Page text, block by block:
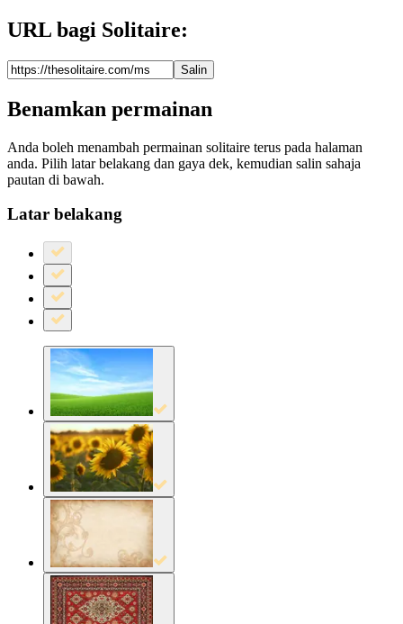
URL bagi Solitaire:
Salin
Benamkan permainan
Anda boleh menambah permainan solitaire terus pada halaman
anda. Pilih latar belakang dan gaya dek, kemudian salin sahaja
pautan di bawah.
Latar belakang